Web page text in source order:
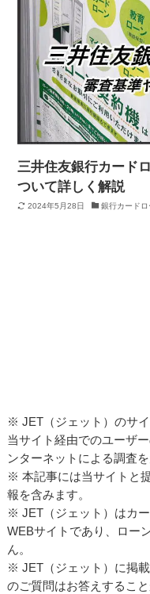
三井住友銀行カード
ついて詳しく解説
2024年5月28日 銀行カードロ
※ JET（ジェット）のサ
当サイト経由でのユーザ
ンターネットによる調査
※ 本記事には当サイトと
報を含みます。
※ JET（ジェット）はカ
WEBサイトであり、ロー
ん。
※ JET（ジェット）に掲
のご質問はお答えするこ